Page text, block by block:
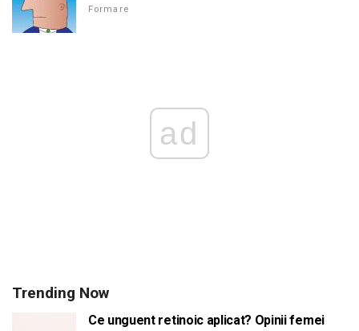
Formare
ad
Trending Now
Ce unguent retinoic aplicat? Opinii femei